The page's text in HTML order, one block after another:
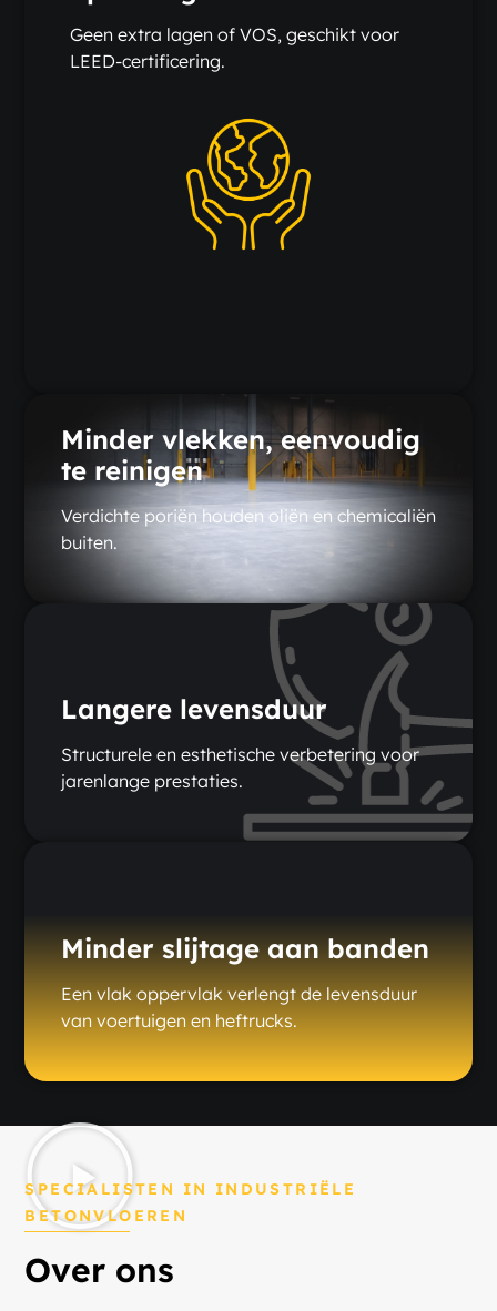
Geen extra lagen of VOS, geschikt voor
LEED-certificering.
Minder vlekken, eenvoudig
te reinigen
Verdichte poriën houden oliën en chemicaliën
buiten.
Langere levensduur
Structurele en esthetische verbetering voor
jarenlange prestaties.
Minder slijtage aan banden
Een vlak oppervlak verlengt de levensduur
van voertuigen en heftrucks.
SPECIALISTEN IN INDUSTRIËLE
BETONVLOEREN
Over ons